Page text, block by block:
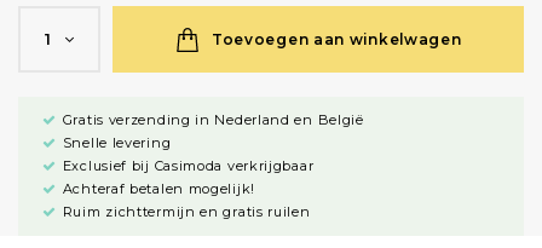
1 Toevoegen aan winkelwagen
Gratis verzending in Nederland en België
Snelle levering
Exclusief bij Casimoda verkrijgbaar
Achteraf betalen mogelijk!
Ruim zichttermijn en gratis ruilen